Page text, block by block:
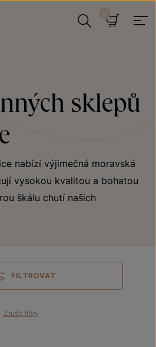
sklepů
nabízí výjimečná moravská
vysokou kvalitou a bohatou
škálu chutí našich
FILTROVAT
Zrušit filtry